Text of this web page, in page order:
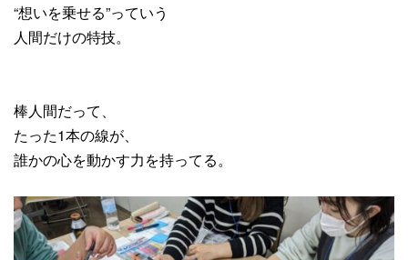
“想いを乗せる”っていう
人間だけの特技。
棒人間だって、
たった1本の線が、
誰かの心を動かす力を持ってる。